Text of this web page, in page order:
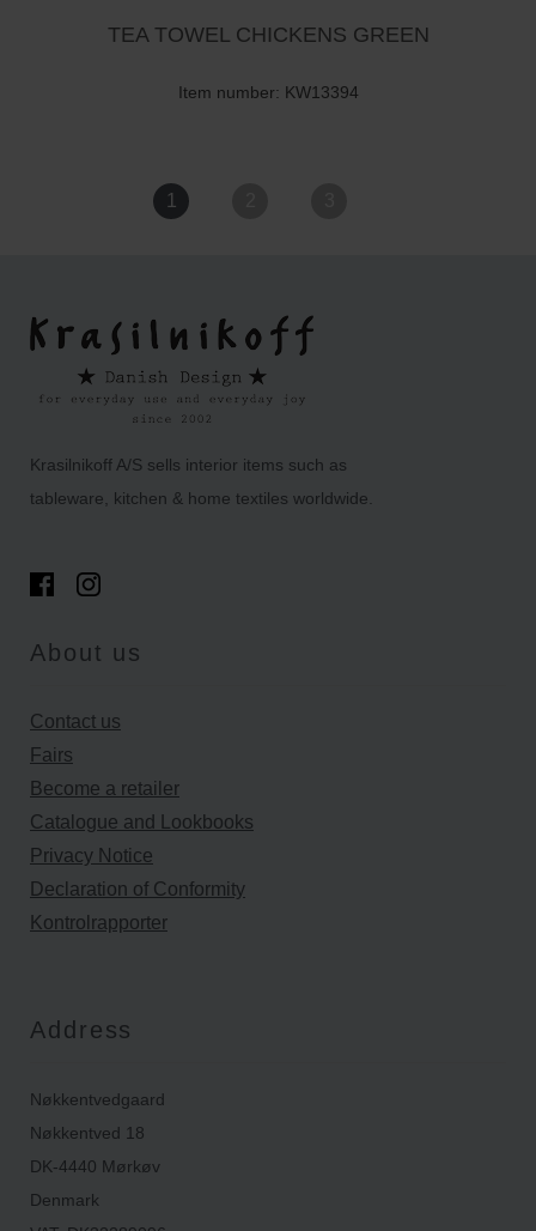
TEA TOWEL CHICKENS GREEN
Item number: KW13394
1
Krasilnikoff A/S sells interior items such as
tableware, kitchen & home textiles worldwide.
About us
Contact us
Fairs
Become a retailer
Catalogue and Lookbooks
Privacy Notice
Declaration of Conformity
Kontrolrapporter
Address
Nøkkentvedgaard
Nøkkentved 18
DK-4440 Mørkøv
Denmark